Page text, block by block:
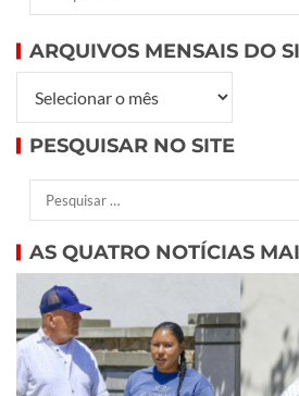
ARQUIVOS MENSAIS DO
PESQUISAR NO SITE
AS QUATRO NOTÍCIAS